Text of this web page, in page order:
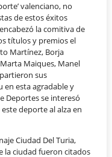
valenciano, no
de estos éxitos
la comitiva de
títulos y premios el
Martínez, Borja
Maiques, Manel
sus
en esta agradable y
Deportes se interesó
deporte al alza en
Ciudad Del Turia,
la ciudad fueron citados